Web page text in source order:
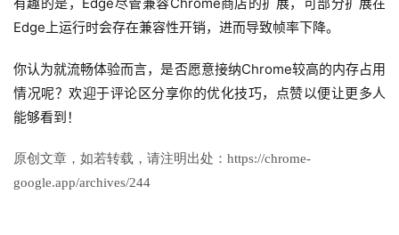
Edge上运行时会存在兼容性开销，进而导致帧率下降。
你认为就流畅体验而言，是否愿意接纳Chrome较高的内存占用
情况呢？欢迎于评论区分享你的优化技巧，点赞以便让更多人
能够看到！
原创文章，如若转载，请注明出处：https://chrome-
google.app/archives/244